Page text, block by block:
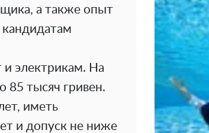
а также опыт
и электрикам. На
85 тысяч гривен.
иметь
и допуск не ниже